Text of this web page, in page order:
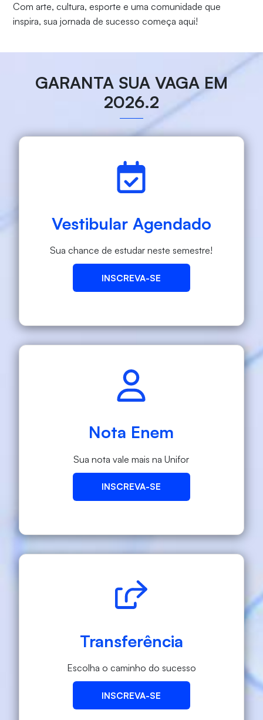
Com arte, cultura, esporte e uma comunidade que
inspira, sua jornada de sucesso começa aqui!
GARANTA SUA VAGA EM
2026.2
Vestibular Agendado
Sua chance de estudar neste semestre!
INSCREVA-SE
Nota Enem
Sua nota vale mais na Unifor
INSCREVA-SE
Transferência
Escolha o caminho do sucesso
INSCREVA-SE